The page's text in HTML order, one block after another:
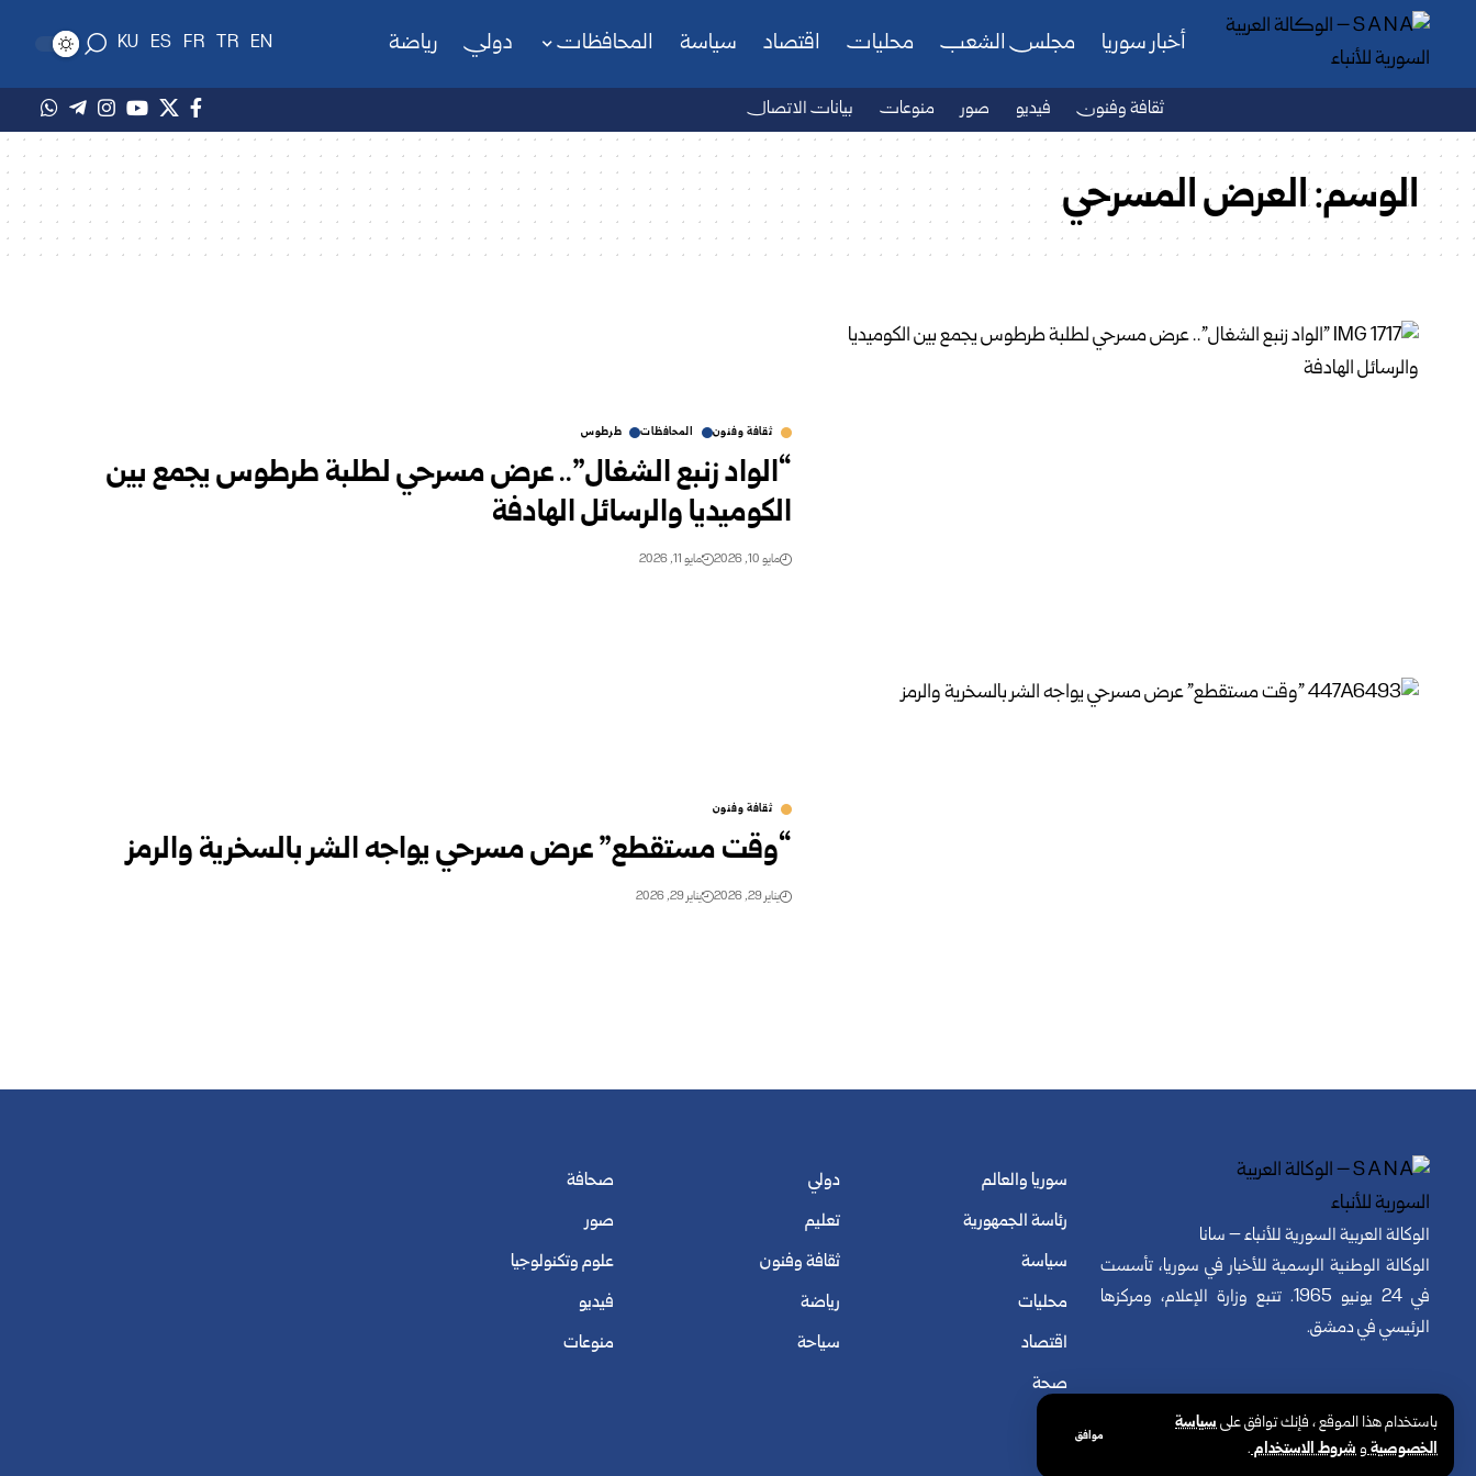
باستخدام هذا الموقع ، فإنك توافق علىسياسة
الخصوصيةوشروط الاستخدام.
موافق
أخبار سوريا مجلس الشعب محليات اقتصاد سياسة المحافظات دولي رياضة EN
TR
FR
ES
KU
ثقافة وفنون فيديو صور منوعات بيانات الاتصال
الوسم:العرض المسرحي
ثقافة وفنون المحافظات طرطوس
“الواد زنبع الشغال”.. عرض مسرحي لطلبة طرطوس يجمع بين
الكوميديا والرسائل الهادفة
مايو 10, 2026 مايو 11, 2026
ثقافة وفنون
“وقت مستقطع” عرض مسرحي يواجه الشر بالسخرية والرمز
يناير 29, 2026 يناير 29, 2026
الوكالة العربية السورية للأنباء – سانا
الوكالة الوطنية الرسمية للأخبار في سوريا، تأسست
في 24 يونيو 1965. تتبع وزارة الإعلام، ومركزها
الرئيسي في دمشق.
سوريا والعالم
رئاسة الجمهورية
سياسة
محليات
اقتصاد
صحة
دولي
تعليم
ثقافة وفنون
رياضة
سياحة
صحافة
صور
علوم وتكنولوجيا
فيديو
منوعات